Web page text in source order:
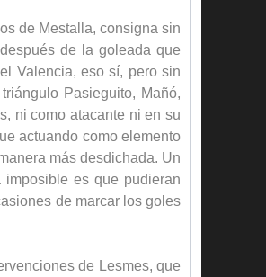
de Mestalla, consigna sin
de la goleada que
Valencia, eso sí, pero sin
Pasieguito, Mañó,
ni como atacante ni en su
actuando como elemento
más desdichada. Un
es que pudieran
de marcar los goles
de Lesmes, que